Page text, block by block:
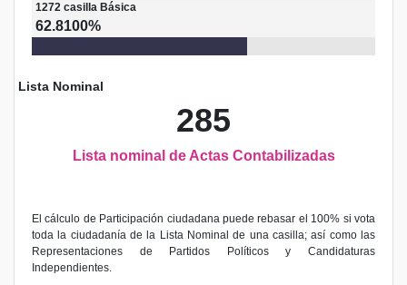
1272 casilla Básica
62.8100%
Lista Nominal
285
Lista nominal de Actas Contabilizadas
El cálculo de Participación ciudadana puede rebasar el 100% si vota
toda la ciudadanía de la Lista Nominal de una casilla; así como las
Representaciones de Partidos Políticos y Candidaturas
Independientes.